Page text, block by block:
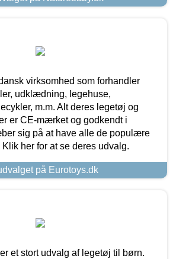
virksomhed som forhandler
udklædning, legehuse,
m.m. Alt deres legetøj og
er CE-mærket og godkendt i
sig på at have alle de populære
her for at se deres udvalg.
på Eurotoys.dk
et stort udvalg af legetøj til børn.